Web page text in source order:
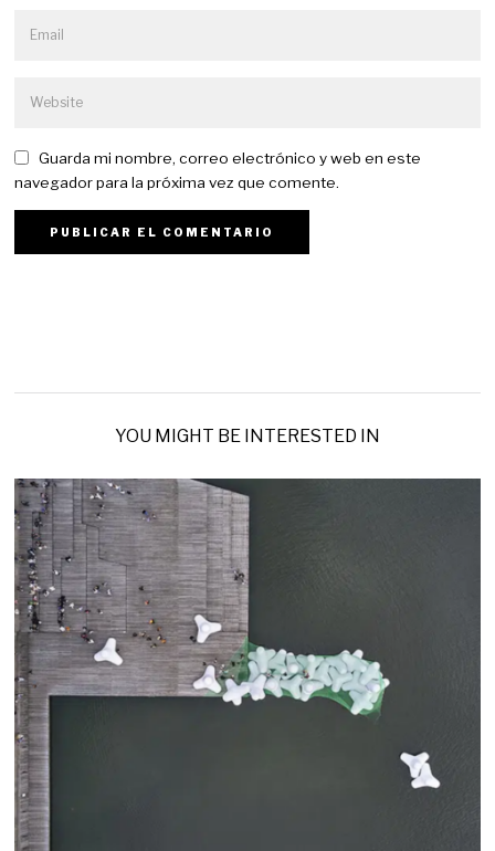
Guarda mi nombre, correo electrónico y web en este
navegador para la próxima vez que comente.
YOU MIGHT BE INTERESTED IN